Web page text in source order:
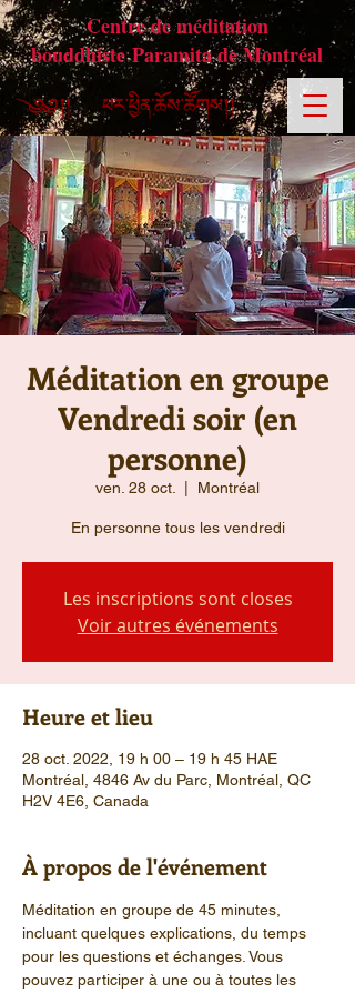
Centre de méditation
bouddhiste Paramita de Montréal
Méditation en groupe
Vendredi soir (en
personne)
ven. 28 oct. Montréal
En personne tous les vendredi
Les inscriptions sont closes
Voir autres événements
Heure et lieu
28 oct. 2022, 19 h 00 – 19 h 45 HAE
Montréal, 4846 Av du Parc, Montréal, QC
H2V 4E6, Canada
À propos de l'événement
Méditation en groupe de 45 minutes,
incluant quelques explications, du temps
pour les questions et échanges. Vous
pouvez participer à une ou à toutes les